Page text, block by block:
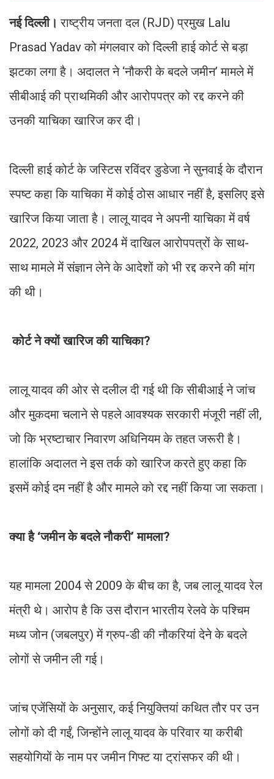
नई दिल्ली। राष्ट्रीय जनता दल (RJD) प्रमुख Lalu
Prasad Yadav को मंगलवार को दिल्ली हाई कोर्ट से बड़ा
झटका लगा है। अदालत ने ‘नौकरी के बदले जमीन’ मामले में
सीबीआई की प्राथमिकी और आरोपपत्र को रद्द करने की
उनकी याचिका खारिज कर दी।
दिल्ली हाई कोर्ट के जस्टिस रविंदर डुडेजा ने सुनवाई के दौरान
स्पष्ट कहा कि याचिका में कोई ठोस आधार नहीं है, इसलिए इसे
खारिज किया जाता है। लालू यादव ने अपनी याचिका में वर्ष
2022, 2023 और 2024 में दाखिल आरोपपत्रों के साथ-
साथ मामले में संज्ञान लेने के आदेशों को भी रद्द करने की मांग
की थी।
कोर्ट ने क्यों खारिज की याचिका?
लालू यादव की ओर से दलील दी गई थी कि सीबीआई ने जांच
और मुकदमा चलाने से पहले आवश्यक सरकारी मंजूरी नहीं ली,
जो कि भ्रष्टाचार निवारण अधिनियम के तहत जरूरी है।
हालांकि अदालत ने इस तर्क को खारिज करते हुए कहा कि
इसमें कोई दम नहीं है और मामले को रद्द नहीं किया जा सकता।
क्या है ‘जमीन के बदले नौकरी’ मामला?
यह मामला 2004 से 2009 के बीच का है, जब लालू यादव रेल
मंत्री थे। आरोप है कि उस दौरान भारतीय रेलवे के पश्चिम
मध्य जोन (जबलपुर) में ग्रुप-डी की नौकरियां देने के बदले
लोगों से जमीन ली गई।
जांच एजेंसियों के अनुसार, कई नियुक्तियां कथित तौर पर उन
लोगों को दी गईं, जिन्होंने लालू यादव के परिवार या करीबी
सहयोगियों के नाम पर जमीन गिफ्ट या ट्रांसफर की थी।